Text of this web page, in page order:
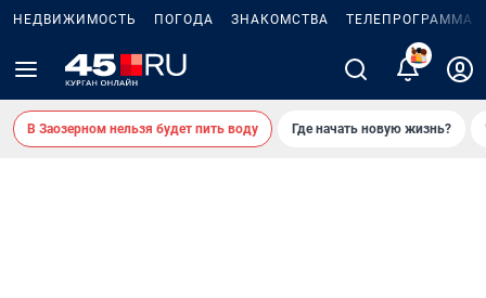
НЕДВИЖИМОСТЬ ПОГОДА ЗНАКОМСТВА ТЕЛЕПРОГРАММА
2
В Заозерном нельзя будет пить воду Где начать новую жизнь?